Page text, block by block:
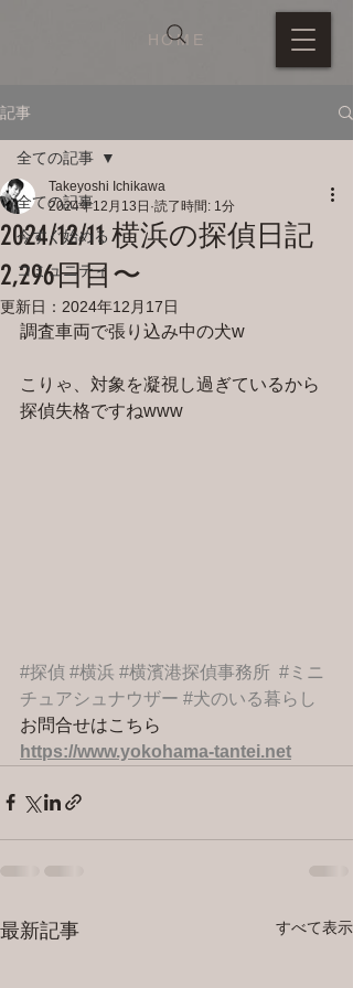
HOME
記事
全ての記事
今すぐ始める
コミュニティ
全ての記事
2024/12/11 横浜の探偵日記
2,296日目〜
Takeyoshi Ichikawa
2024年12月13日 読了時間: 1分
更新日： 2024年12月17日
調査車両で張り込み中の犬w
こりゃ、対象を凝視し過ぎているから
探偵失格ですねwww
#探偵 #横浜 #横濱港探偵事務所 #ミニ
チュアシュナウザー #犬のいる暮らし
お問合せはこちら
https://www.yokohama-tantei.net
最新記事 すべて表示